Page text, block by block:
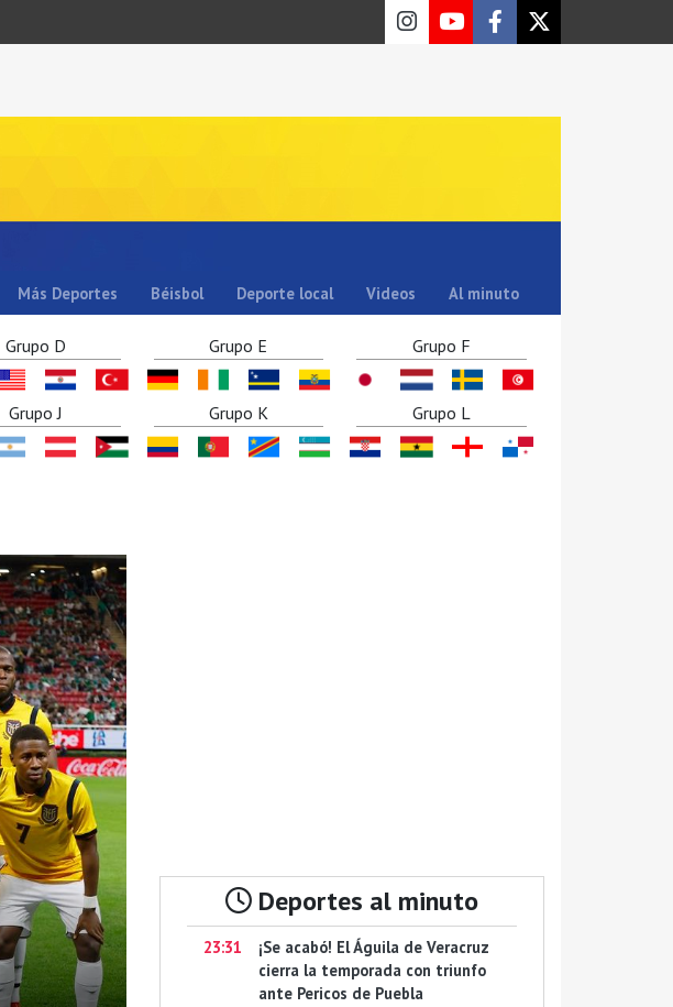
Más Deportes Béisbol Deporte local Videos Al minuto
Grupo D Grupo E Grupo F
Grupo J Grupo K Grupo L
Deportes al minuto
23:31
¡Se acabó! El Águila de Veracruz
cierra la temporada con triunfo
ante Pericos de Puebla